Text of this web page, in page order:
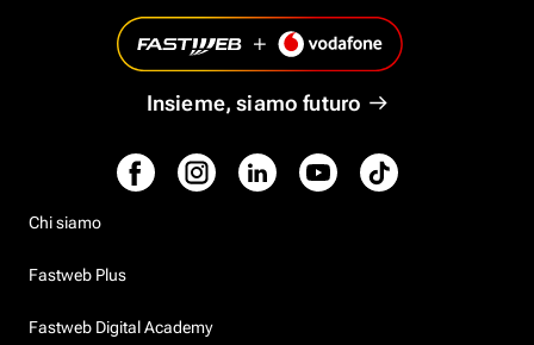
Insieme, siamo futuro
Chi siamo
Fastweb Plus
Fastweb Digital Academy